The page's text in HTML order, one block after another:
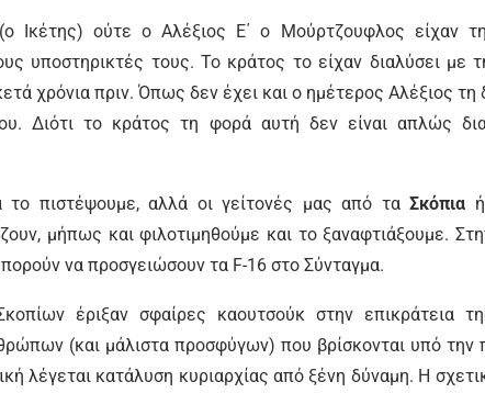
Ικέτης) ούτε ο Αλέξιος Ε΄ ο Μούρτζουφλος είχαν τη
υποστηρικτές τους. Το κράτος το είχαν διαλύσει με
χρόνια πριν. Όπως δεν έχει και ο ημέτερος Αλέξιος τη
Διότι το κράτος τη φορά αυτή δεν είναι απλώς
το πιστέψουμε, αλλά οι γείτονές μας από ταΣκόπια
μήπως και φιλοτιμηθούμε και το ξαναφτιάξουμε.
να προσγειώσουν τα F-16 στο Σύνταγμα.
έριξαν σφαίρες καουτσούκ στην επικράτεια
(και μάλιστα προσφύγων) που βρίσκονται υπό την
λέγεται κατάλυση κυριαρχίας από ξένη δύναμη. Η